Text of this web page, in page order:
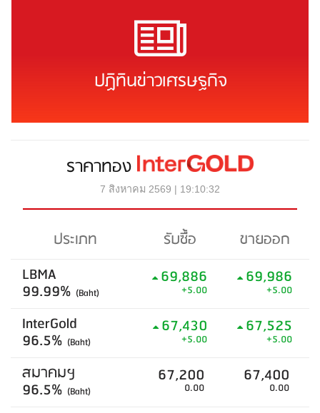
ปฏิทินข่าวเศรษฐกิจ
ราคาทอง
7 สิงหาคม 2569 | 19:10:32
ประเภท รับซื้อ
ขายออก
LBMA
99.99% (Baht)
69,886
+5.00
69,986
+5.00
InterGold
96.5% (Baht)
67,430
+5.00
67,525
+5.00
สมาคมฯ
96.5% (Baht)
67,200
0.00
67,400
0.00